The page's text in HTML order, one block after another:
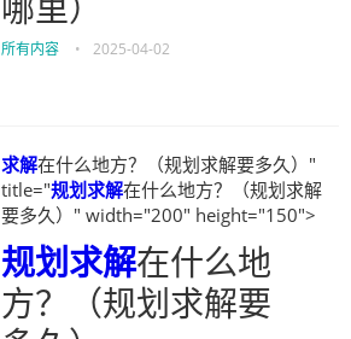
所有内容 • 2025-04-02
求解在什么地方？（规划求解要多久）"
title="规划求解在什么地方？（规划求解
要多久）" width="200" height="150">
规划求解在什么地
方？（规划求解要